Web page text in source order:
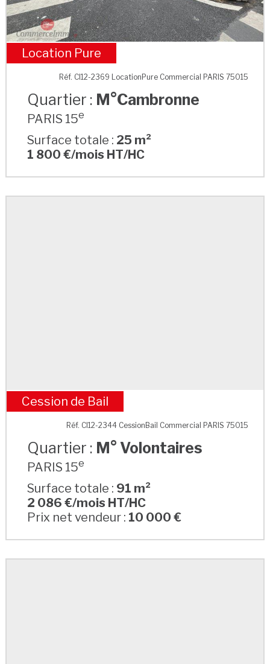
M°Cambronne
Location Pure
Réf. CI12-2369 LocationPure Commercial PARIS 75015
Quartier : M°Cambronne
PARIS 15e
Surface totale : 25 m²
1 800 €/mois HT/HC
M° Volontaires
Cession de Bail
Réf. CI12-2344 CessionBail Commercial PARIS 75015
Quartier : M° Volontaires
PARIS 15e
Surface totale : 91 m²
2 086 €/mois HT/HC
Prix net vendeur : 10 000 €